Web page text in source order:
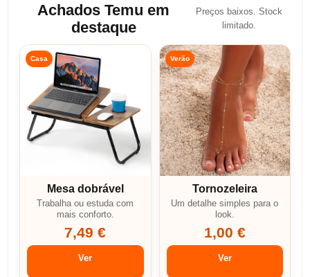
Achados Temu em
destaque
Preços baixos. Stock
limitado.
Casa
Mesa dobrável
Trabalha ou estuda com
mais conforto.
7,49 €
Ver
Verão
Tornozeleira
Um detalhe simples para o
look.
1,00 €
Ver